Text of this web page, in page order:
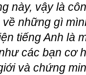
này, vậy là
những gì
tiếng Anh là
các bạn cơ
và chứng